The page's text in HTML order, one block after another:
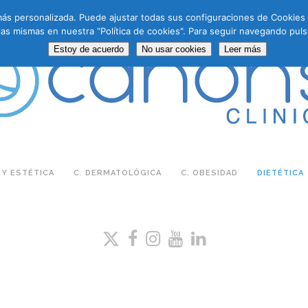
ESTÉTICA C. DERMATOLÓGICA C. OBESIDAD DIETÉTICA
personalizada. Puede ajustar todas sus configuraciones de
mismas en nuestra “Política de cookies". Para seguir navegando
Estoy de acuerdo No usar cookies Leer más